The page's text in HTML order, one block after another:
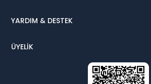
YARDIM & DESTEK
ÜYELİK